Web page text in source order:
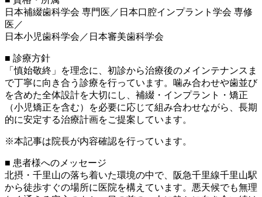
日本補綴歯科学会 専門医／日本口腔インプラント学会 専修
医／
日本小児歯科学会／日本審美歯科学会
■ 診療方針
「慎始敬終」を理念に、初診から治療後のメインテナンスま
で丁寧に向き合う診療を行っています。噛み合わせや歯並び
を含めた全体設計を大切にし、補綴・インプラント・矯正
（小児矯正を含む）を必要に応じて組み合わせながら、長期
的に安定する治療計画をご提案しています。
※本記事は院長が内容確認を行っています。
■ 患者様へのメッセージ
北摂・千里山の落ち着いた環境の中で、阪急千里線千里山駅
から徒歩すぐの場所に医院を構えています。悪天候でも無理